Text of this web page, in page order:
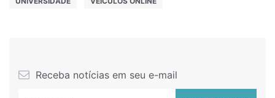
Receba notícias em seu e-mail